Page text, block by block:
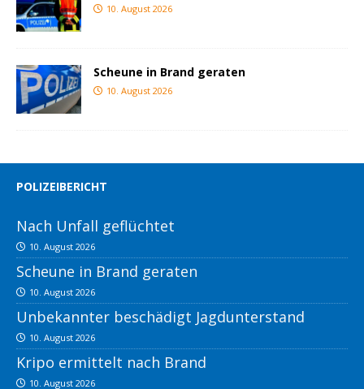
10. August 2026
Scheune in Brand geraten
10. August 2026
POLIZEIBERICHT
Nach Unfall geflüchtet
10. August 2026
Scheune in Brand geraten
10. August 2026
Unbekannter beschädigt Jagdunterstand
10. August 2026
Kripo ermittelt nach Brand
10. August 2026